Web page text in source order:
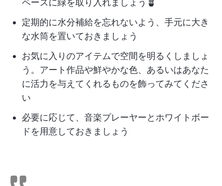
ペースに緑を取り入れましょう🪴
定期的に水分補給を忘れないよう、手元に大き
な水筒を置いておきましょう
お気に入りのアイテムで空間を明るくしましょ
う。アート作品や鮮やかな色、あるいはあなた
に活力を与えてくれるものを飾ってみてくださ
い
必要に応じて、音楽プレーヤーとホワイトボー
ドを用意しておきましょう